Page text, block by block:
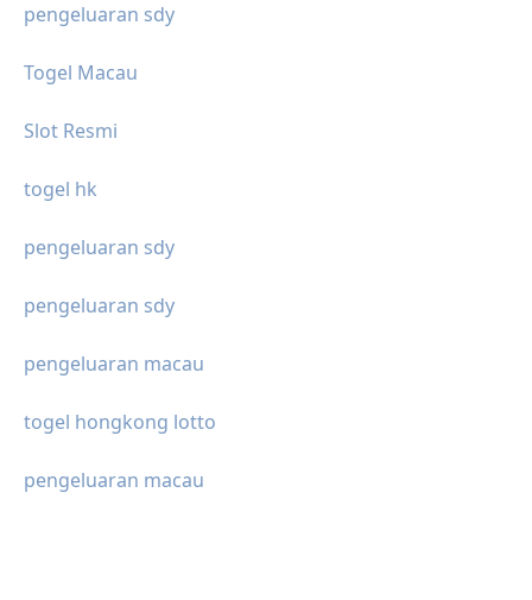
pengeluaran sdy
Togel Macau
Slot Resmi
togel hk
pengeluaran sdy
pengeluaran sdy
pengeluaran macau
togel hongkong lotto
pengeluaran macau